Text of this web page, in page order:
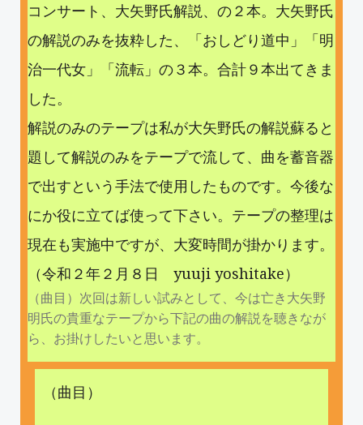
コンサート、大矢野氏解説、の２本。大矢野氏
の解説のみを抜粋した、「おしどり道中」「明
治一代女」「流転」の３本。合計９本出てきま
した。
解説のみのテープは私が大矢野氏の解説蘇ると
題して解説のみをテープで流して、曲を蓄音器
で出すという手法で使用したものです。今後な
にか役に立てば使って下さい。テープの整理は
現在も実施中ですが、大変時間が掛かります。
（令和２年２月８日 yuuji yoshitake）
（曲目）次回は新しい試みとして、今は亡き大矢野
明氏の貴重なテープから下記の曲の解説を聴きなが
ら、お掛けしたいと思います。
（曲目）